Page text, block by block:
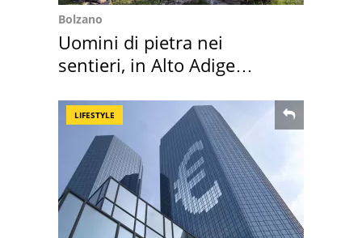
Bolzano
Uomini di pietra nei
sentieri, in Alto Adige
LIFESTYLE